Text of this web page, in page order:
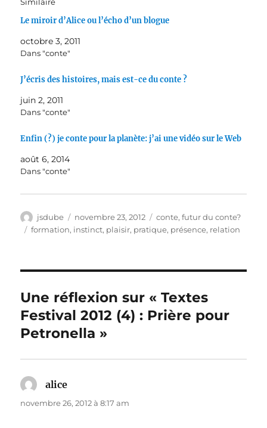
Similaire
Le miroir d’Alice ou l’écho d’un blogue
octobre 3, 2011
Dans "conte"
J’écris des histoires, mais est-ce du conte ?
juin 2, 2011
Dans "conte"
Enfin (?) je conte pour la planète: j’ai une vidéo sur le Web
août 6, 2014
Dans "conte"
Auteur
jsdube
Publié
le
novembre 23, 2012 Catégories
conte,futur du conte?
Étiquettes
formation, instinct, plaisir, pratique, présence, relation
Une réflexion sur « Textes
Festival 2012 (4) : Prière pour
Petronella »
alice
novembre 26, 2012 à 8:17 am